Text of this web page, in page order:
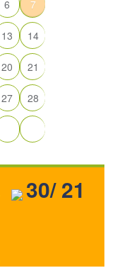
6 7
13 14
20 21
27 28
30/ 21